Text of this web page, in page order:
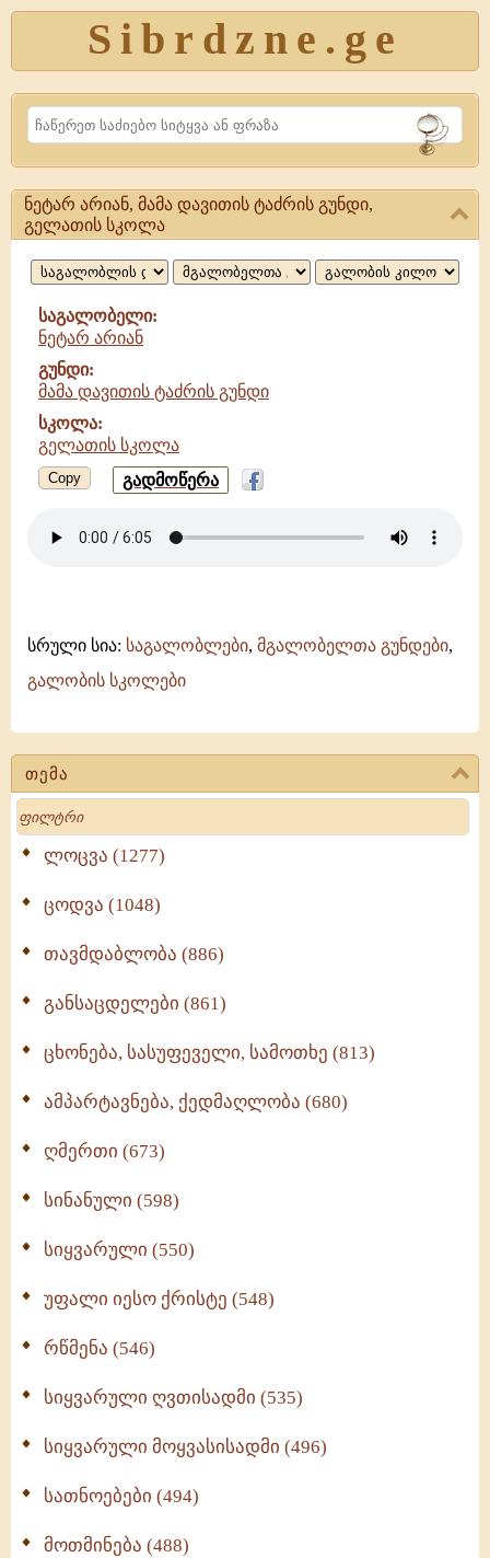
Sibrdzne.ge
Search
თემა
Search
ლოცვა (1277)
ცოდვა (1048)
თავმდაბლობა (886)
განსაცდელები (861)
ცხონება, სასუფეველი, სამოთხე (813)
ამპარტავნება, ქედმაღლობა (680)
ღმერთი (673)
სინანული (598)
სიყვარული (550)
უფალი იესო ქრისტე (548)
რწმენა (546)
სიყვარული ღვთისადმი (535)
სიყვარული მოყვასისადმი (496)
სათნოებები (494)
მოთმინება (488)
ნეტარ
არიან,
დავითის
ტაძრის
გუნდი
ნეტარ არიან, მამა დავითის ტაძრის გუნდი,
გელათის სკოლა
საგალობელი:
ნეტარ არიან
გუნდი:
მამა დავითის ტაძრის გუნდი
სკოლა:
გელათის სკოლა
Copy გადმოწერა
სრული სია: საგალობლები, მგალობელთა გუნდები,
გალობის სკოლები